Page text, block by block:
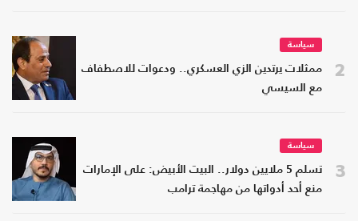
2
سياسة
ممثلات يرتدين الزي العسكري.. ودعوات للاصطفاف
مع السيسي
3
سياسة
تسلم 5 ملايين دولار.. البيت الأبيض: على الإمارات
منع أحد أدواتها من مهاجمة ترامب